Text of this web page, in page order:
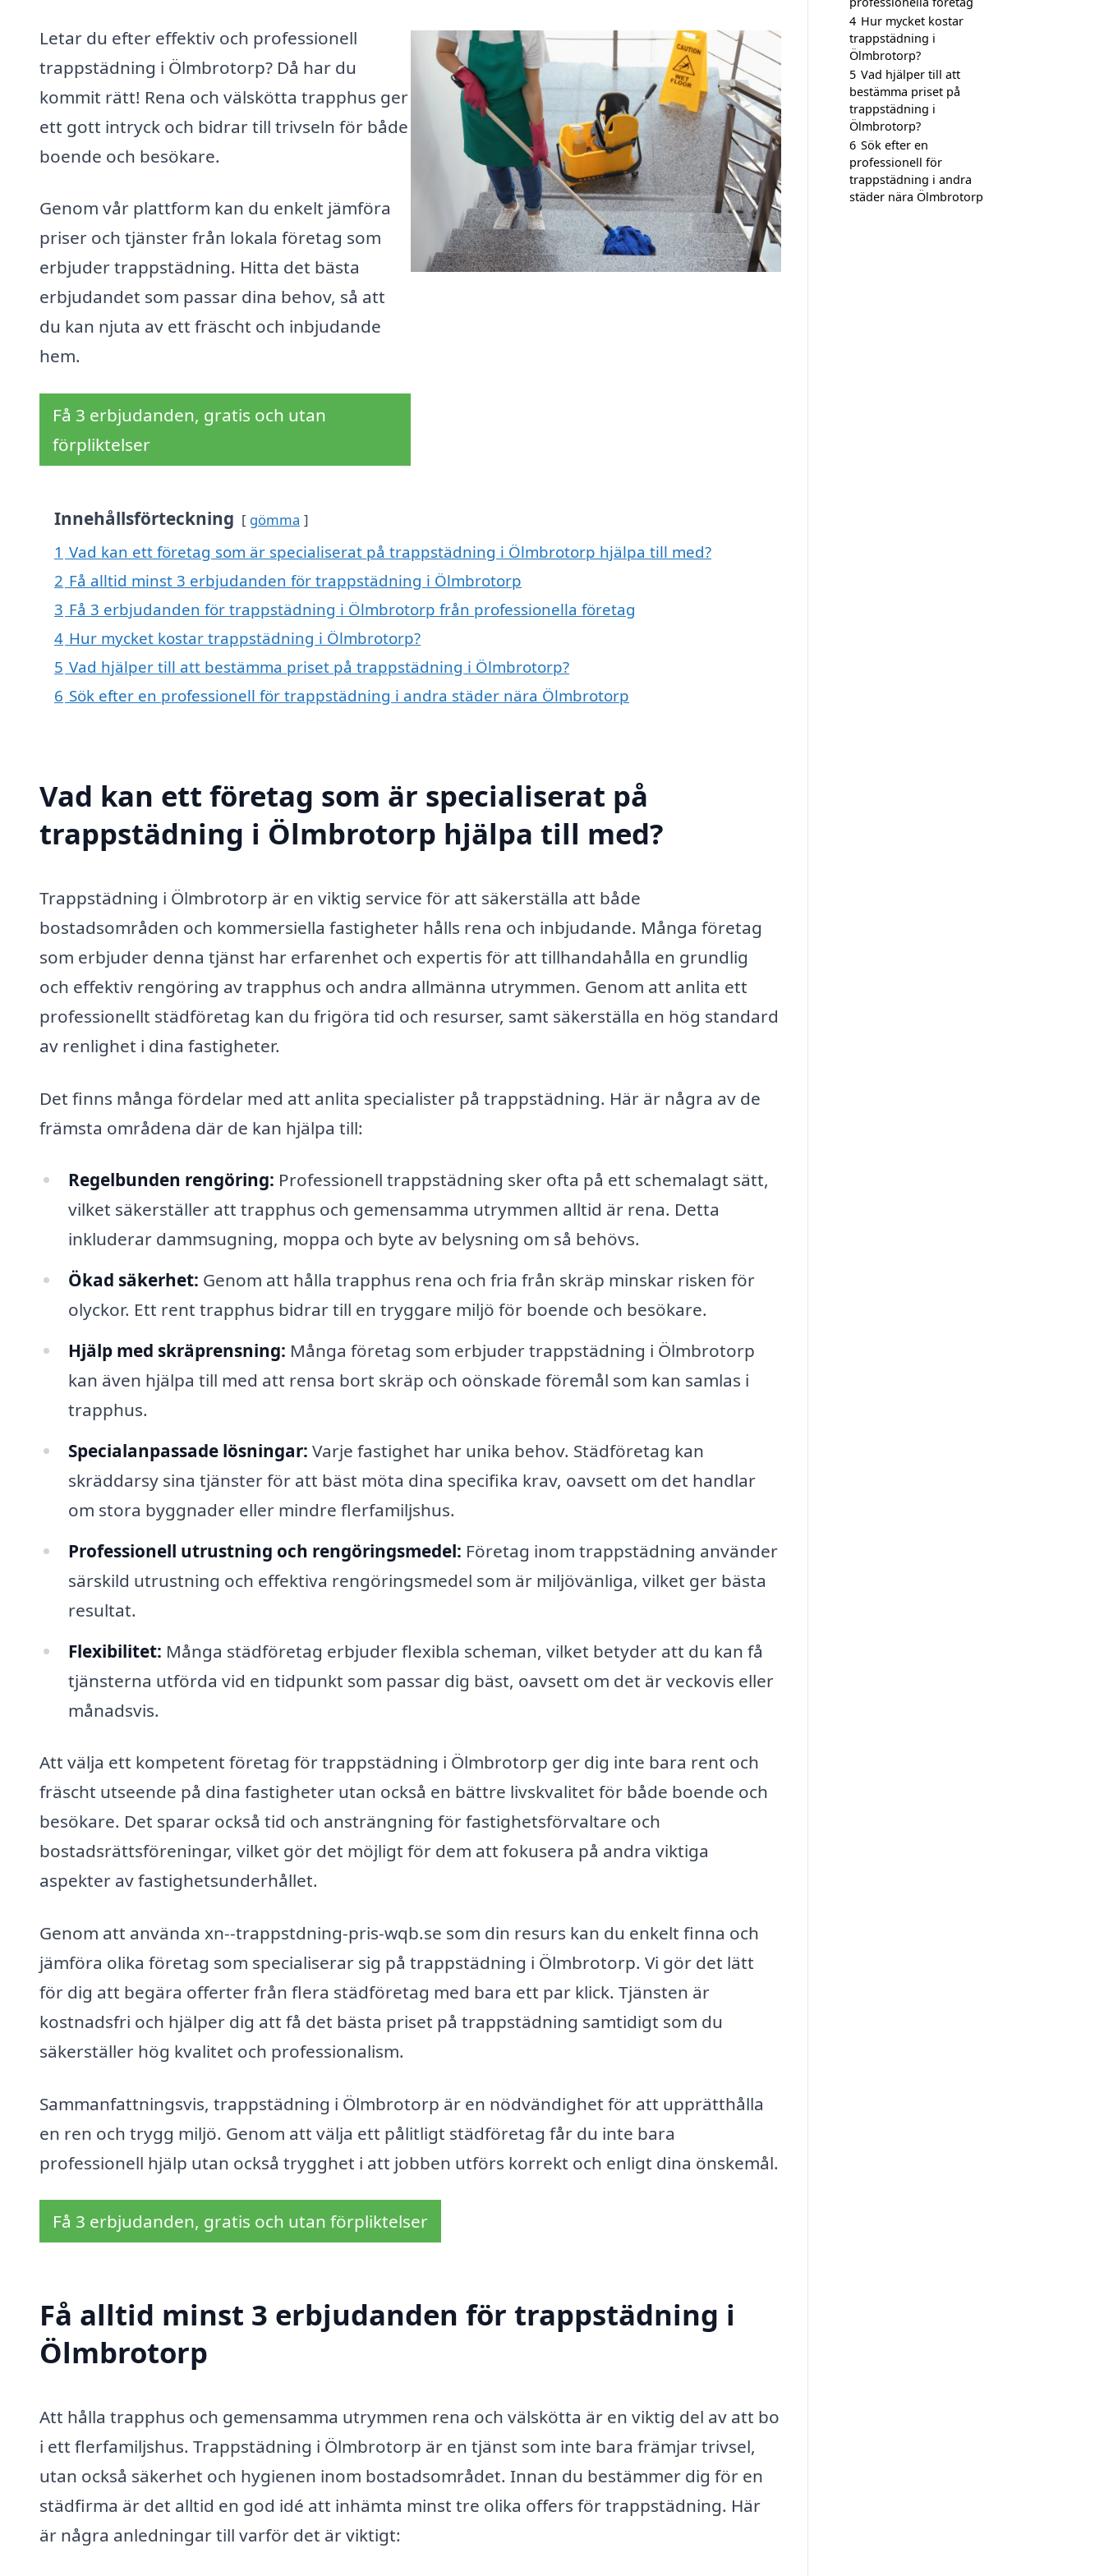
Letar du efter effektiv och professionell
trappstädning i Ölmbrotorp? Då har du
kommit rätt! Rena och välskötta trapphus ger
ett gott intryck och bidrar till trivseln för både
boende och besökare.
Genom vår plattform kan du enkelt jämföra
priser och tjänster från lokala företag som
erbjuder trappstädning. Hitta det bästa
erbjudandet som passar dina behov, så att
du kan njuta av ett fräscht och inbjudande
hem.
Få 3 erbjudanden, gratis och utan
förpliktelser
Innehållsförteckning gömma
1 Vad kan ett företag som är specialiserat på trappstädning i Ölmbrotorp hjälpa till med?
2 Få alltid minst 3 erbjudanden för trappstädning i Ölmbrotorp
3 Få 3 erbjudanden för trappstädning i Ölmbrotorp från professionella företag
4 Hur mycket kostar trappstädning i Ölmbrotorp?
5 Vad hjälper till att bestämma priset på trappstädning i Ölmbrotorp?
6 Sök efter en professionell för trappstädning i andra städer nära Ölmbrotorp
Vad kan ett företag som är specialiserat på
trappstädning i Ölmbrotorp hjälpa till med?
Trappstädning i Ölmbrotorp är en viktig service för att säkerställa att både
bostadsområden och kommersiella fastigheter hålls rena och inbjudande. Många företag
som erbjuder denna tjänst har erfarenhet och expertis för att tillhandahålla en grundlig
och effektiv rengöring av trapphus och andra allmänna utrymmen. Genom att anlita ett
professionellt städföretag kan du frigöra tid och resurser, samt säkerställa en hög standard
av renlighet i dina fastigheter.
Det finns många fördelar med att anlita specialister på trappstädning. Här är några av de
främsta områdena där de kan hjälpa till:
Regelbunden rengöring: Professionell trappstädning sker ofta på ett schemalagt sätt,
vilket säkerställer att trapphus och gemensamma utrymmen alltid är rena. Detta
inkluderar dammsugning, moppa och byte av belysning om så behövs.
Ökad säkerhet: Genom att hålla trapphus rena och fria från skräp minskar risken för
olyckor. Ett rent trapphus bidrar till en tryggare miljö för boende och besökare.
Hjälp med skräprensning: Många företag som erbjuder trappstädning i Ölmbrotorp
kan även hjälpa till med att rensa bort skräp och oönskade föremål som kan samlas i
trapphus.
Specialanpassade lösningar: Varje fastighet har unika behov. Städföretag kan
skräddarsy sina tjänster för att bäst möta dina specifika krav, oavsett om det handlar
om stora byggnader eller mindre flerfamiljshus.
Professionell utrustning och rengöringsmedel: Företag inom trappstädning använder
särskild utrustning och effektiva rengöringsmedel som är miljövänliga, vilket ger bästa
resultat.
Flexibilitet: Många städföretag erbjuder flexibla scheman, vilket betyder att du kan få
tjänsterna utförda vid en tidpunkt som passar dig bäst, oavsett om det är veckovis eller
månadsvis.
Att välja ett kompetent företag för trappstädning i Ölmbrotorp ger dig inte bara rent och
fräscht utseende på dina fastigheter utan också en bättre livskvalitet för både boende och
besökare. Det sparar också tid och ansträngning för fastighetsförvaltare och
bostadsrättsföreningar, vilket gör det möjligt för dem att fokusera på andra viktiga
aspekter av fastighetsunderhållet.
Genom att använda xn--trappstdning-pris-wqb.se som din resurs kan du enkelt finna och
jämföra olika företag som specialiserar sig på trappstädning i Ölmbrotorp. Vi gör det lätt
för dig att begära offerter från flera städföretag med bara ett par klick. Tjänsten är
kostnadsfri och hjälper dig att få det bästa priset på trappstädning samtidigt som du
säkerställer hög kvalitet och professionalism.
Sammanfattningsvis, trappstädning i Ölmbrotorp är en nödvändighet för att upprätthålla
en ren och trygg miljö. Genom att välja ett pålitligt städföretag får du inte bara
professionell hjälp utan också trygghet i att jobben utförs korrekt och enligt dina önskemål.
Få 3 erbjudanden, gratis och utan förpliktelser
Få alltid minst 3 erbjudanden för trappstädning i
Ölmbrotorp
Att hålla trapphus och gemensamma utrymmen rena och välskötta är en viktig del av att bo
i ett flerfamiljshus. Trappstädning i Ölmbrotorp är en tjänst som inte bara främjar trivsel,
utan också säkerhet och hygienen inom bostadsområdet. Innan du bestämmer dig för en
städfirma är det alltid en god idé att inhämta minst tre olika offers för trappstädning. Här
är några anledningar till varför det är viktigt:
4 Hur mycket kostar
trappstädning i
Ölmbrotorp?
5 Vad hjälper till att
bestämma priset på
trappstädning i
Ölmbrotorp?
6 Sök efter en
professionell för
trappstädning i andra
städer nära Ölmbrotorp